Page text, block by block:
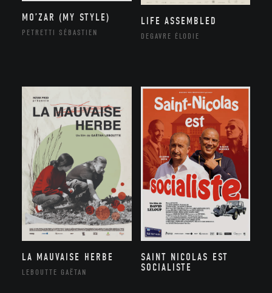
MO’ZAR (MY STYLE)
PETRETTI SÉBASTIEN
LIFE ASSEMBLED
DEGAVRE ÉLODIE
LA MAUVAISE HERBE
LEBOUTTE GAËTAN
SAINT NICOLAS EST
SOCIALISTE